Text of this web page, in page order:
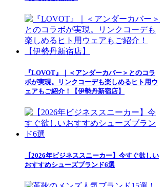
『LOVOT』｜＜アンダーカバー＞とのコラ
ボが実現。リンクコーデも楽しめるヒト用ウ
ェアもご紹介！【伊勢丹新宿店】
【2026年ビジネススニーカー】今すぐ欲しい
おすすめシューズブランド6選